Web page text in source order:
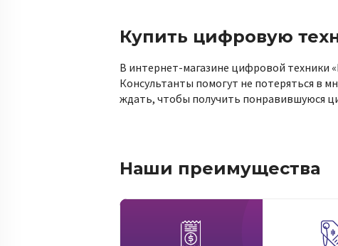
Купить цифровую
В интернет-магазине цифровой техники
Консультанты помогут не потеряться в
ждать, чтобы получить понравившуюся
Наши преимущества